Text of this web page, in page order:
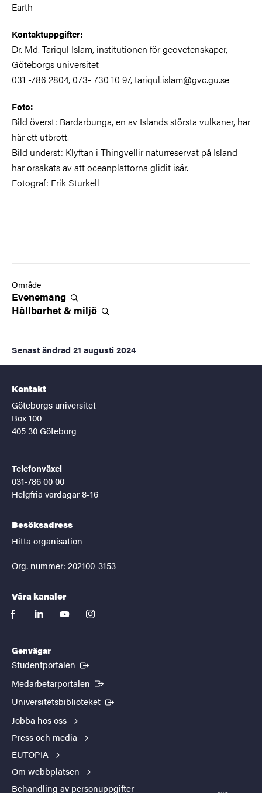
Earth
Kontaktuppgifter:
Dr. Md. Tariqul Islam, institutionen för geovetenskaper,
Göteborgs universitet
031 -786 2804, 073- 730 10 97, tariqul.islam@gvc.gu.se
Foto:
Bild överst: Bardarbunga, en av Islands största vulkaner, har
här ett utbrott.
Bild underst: Klyftan i Thingvellir naturreservat på Island
har orsakats av att oceanplattorna glidit isär.
Fotograf: Erik Sturkell
Område
Evenemang
Hållbarhet & miljö
Senast ändrad 21 augusti 2024
Kontakt
Göteborgs universitet
Box 100
405 30 Göteborg
Telefonväxel
031-786 00 00
Helgfria vardagar 8-16
Besöksadress
Hitta organisation
Org. nummer: 202100-3153
Våra kanaler
facebooklinkedinyoutubeinstagram
Genvägar
Studentportalen (Extern länk)
Medarbetarportalen (Extern länk)
Universitetsbiblioteket (Extern länk)
Jobba hos oss
Press och media
EUTOPIA
Om webbplatsen
Behandling av personuppgifter